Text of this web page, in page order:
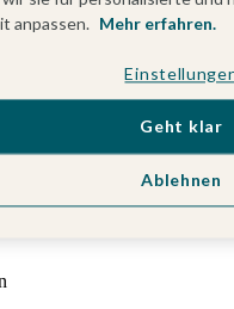
anpassen. Mehr erfahren.
Ablehnen
Geht klar